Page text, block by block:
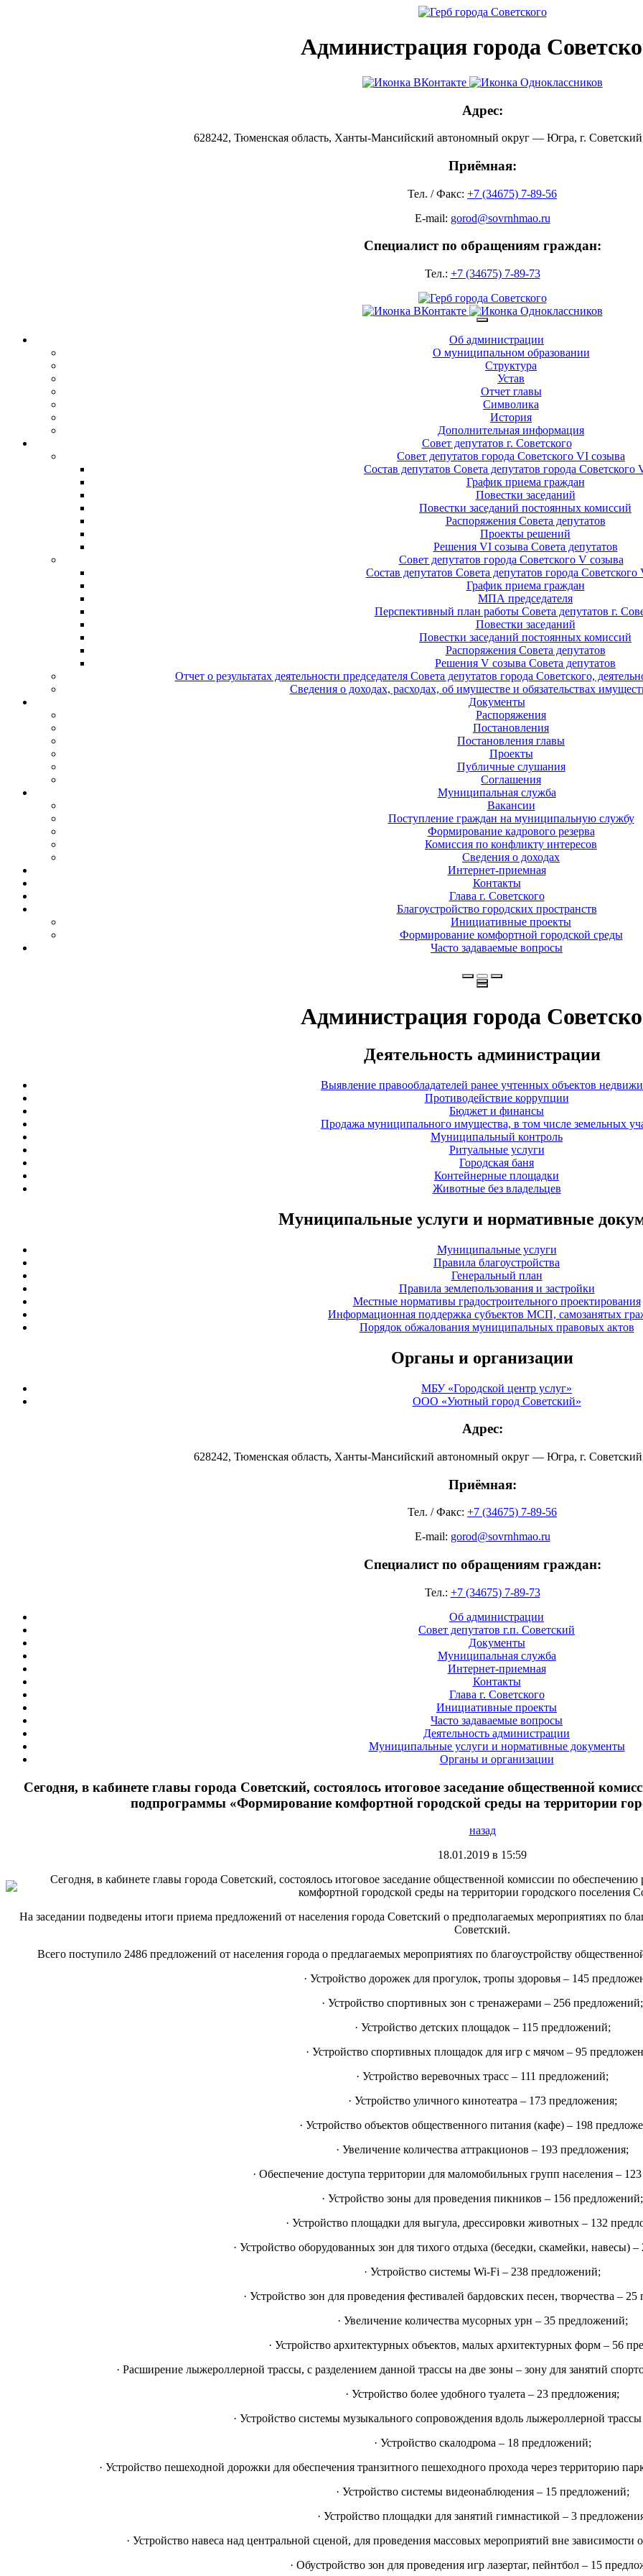
Администрация города
Адрес:
628242, Тюменская область, Ханты-Мансийский автономный округ — Югра, г.
Приёмная:
Тел. / Факс: +7 (34675) 7-89-56
E-mail: gorod@sovrnhmao.ru
Специалист по обращениям граждан:
Тел.: +7 (34675) 7-89-73
Об администрации
О муниципальном образовании
Структура
Устав
Отчет главы
Символика
История
Дополнительная информация
Совет депутатов г. Советского
Совет депутатов города Советского VI созыва
Состав депутатов Совета депутатов города Советского
График приема граждан
Повестки заседаний
Повестки заседаний постоянных комиссий
Распоряжения Совета депутатов
Проекты решений
Решения VI созыва Совета депутатов
Совет депутатов города Советского V созыва
Состав депутатов Совета депутатов города Советского
График приема граждан
МПА председателя
Перспективный план работы Совета депутатов г.
Повестки заседаний
Повестки заседаний постоянных комиссий
Распоряжения Совета депутатов
Решения V созыва Совета депутатов
Отчет о результатах деятельности председателя Совета депутатов города Советского,
Сведения о доходах, расходах, об имуществе и обязательствах
Документы
Распоряжения
Постановления
Постановления главы
Проекты
Публичные слушания
Соглашения
Муниципальная служба
Вакансии
Поступление граждан на муниципальную службу
Формирование кадрового резерва
Комиссия по конфликту интересов
Сведения о доходах
Интернет-приемная
Контакты
Глава г. Советского
Благоустройство городских пространств
Инициативные проекты
Формирование комфортной городской среды
Часто задаваемые вопросы
Администрация города
Деятельность администрации
Выявление правообладателей ранее учтенных объектов
Противодействие коррупции
Бюджет и финансы
Продажа муниципального имущества, в том числе земельных
Муниципальный контроль
Ритуальные услуги
Городская баня
Контейнерные площадки
Животные без владельцев
Муниципальные услуги и нормативные
Муниципальные услуги
Правила благоустройства
Генеральный план
Правила землепользования и застройки
Местные нормативы градостроительного проектирования
Информационная поддержка субъектов МСП, самозанятых
Порядок обжалования муниципальных правовых актов
Органы и организации
МБУ «Городской центр услуг»
ООО «Уютный город Советский»
Адрес:
628242, Тюменская область, Ханты-Мансийский автономный округ — Югра, г.
Приёмная:
Тел. / Факс: +7 (34675) 7-89-56
E-mail: gorod@sovrnhmao.ru
Специалист по обращениям граждан:
Тел.: +7 (34675) 7-89-73
Об администрации
Совет депутатов г.п. Советский
Документы
Муниципальная служба
Интернет-приемная
Контакты
Глава г. Советского
Инициативные проекты
Часто задаваемые вопросы
Деятельность администрации
Муниципальные услуги и нормативные документы
Органы и организации
Сегодня, в кабинете главы города Советский, состоялось итоговое заседание общественной
подпрограммы «Формирование комфортной городской среды на территории
назад
18.01.2019 в 15:59
Сегодня, в кабинете главы города Советский, состоялось итоговое заседание общественной комиссии по
комфортной городской среды на территории городского поселения
На заседании подведены итоги приема предложений от населения города Советский о предполагаемых мероприятиях по
Советский.
Всего поступило 2486 предложений от населения города о предлагаемых мероприятиях по благоустройству
· Устройство дорожек для прогулок, тропы здоровья – 145
· Устройство спортивных зон с тренажерами – 256 предложений;
· Устройство детских площадок – 115 предложений;
· Устройство спортивных площадок для игр с мячом – 95
· Устройство веревочных трасс – 111 предложений;
· Устройство уличного кинотеатра – 173 предложения;
· Устройство объектов общественного питания (кафе) – 198
· Увеличение количества аттракционов – 193 предложения;
· Обеспечение доступа территории для маломобильных групп населения –
· Устройство зоны для проведения пикников – 156 предложений;
· Устройство площадки для выгула, дрессировки животных – 132
· Устройство оборудованных зон для тихого отдыха (беседки, скамейки, навесы)
· Устройство системы Wi-Fi – 238 предложений;
· Устройство зон для проведения фестивалей бардовских песен, творчества –
· Увеличение количества мусорных урн – 35 предложений;
· Устройство архитектурных объектов, малых архитектурных форм – 56
· Расширение лыжероллерной трассы, с разделением данной трассы на две зоны – зону для занятий
· Устройство более удобного туалета – 23 предложения;
· Устройство системы музыкального сопровождения вдоль лыжероллерной
· Устройство скалодрома – 18 предложений;
· Устройство пешеходной дорожки для обеспечения транзитного пешеходного прохода через
· Устройство системы видеонаблюдения – 15 предложений;
· Устройство площадки для занятий гимнастикой – 3
· Устройство навеса над центральной сценой, для проведения массовых мероприятий вне
· Обустройство зон для проведения игр лазертаг, пейнтбол – 15